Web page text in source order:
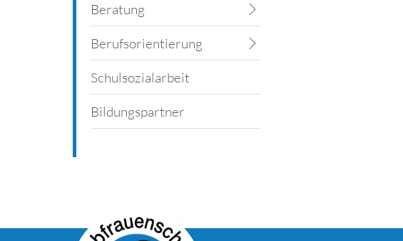
Beratung
Berufsorientierung
Schulsozialarbeit
Bildungspartner